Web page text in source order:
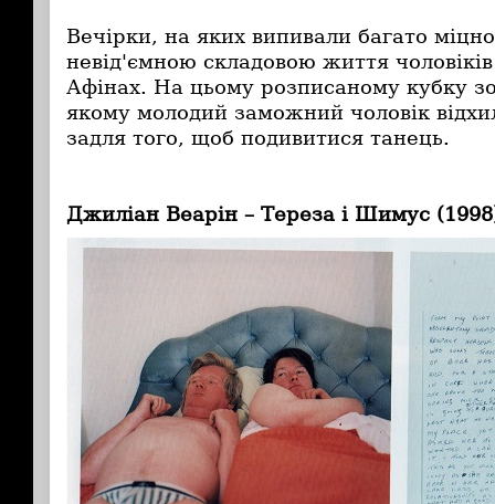
Вечірки, на яких випивали багато
невід'ємною складовою життя
Афінах. На цьому розписаному кубку
якому молодий заможний чоловік
задля того, щоб подивитися танець.
Джиліан Веарін – Тереза і Шимус